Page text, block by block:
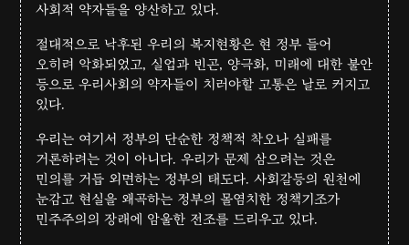
사회적 약자들을 양산하고 있다.
절대적으로 낙후된 우리의 복지현황은 현 정부 들어
오히려 악화되었고, 실업과 빈곤, 양극화, 미래에 대한 불안
등으로 우리사회의 약자들이 치러야할 고통은 날로 커지고
있다.
우리는 여기서 정부의 단순한 정책적 착오나 실패를
거론하려는 것이 아니다. 우리가 문제 삼으려는 것은
민의를 거듭 외면하는 정부의 태도다. 사회갈등의 원천에
눈감고 현실을 왜곡하는 정부의 몰염치한 정책기조가
민주주의의 장래에 암울한 전조를 드리우고 있다.